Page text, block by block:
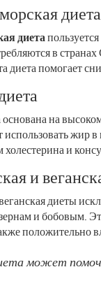
диета
диета
в
диета помогает
основана на
использовать жир
холестерина и
и
диеты
и бобовым.
положительно
может